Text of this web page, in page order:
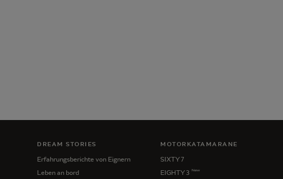
DREAM STORIES
Erfahrungsberichte von Eignern
Leben an bord
MOTORKATAMARANE
SIXTY 7
EIGHTY 3 New